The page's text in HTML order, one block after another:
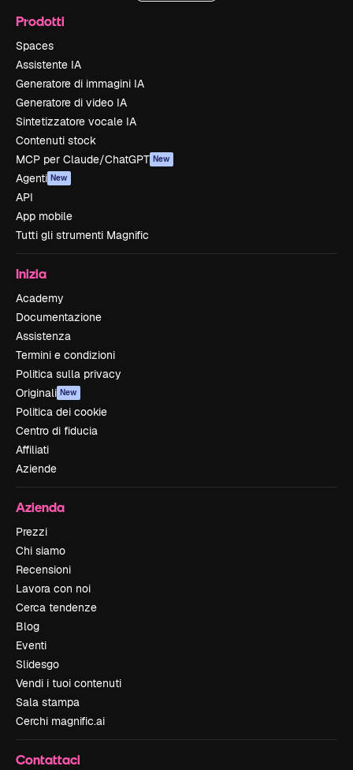
Prodotti
Spaces
Assistente IA
Generatore di immagini IA
Generatore di video IA
Sintetizzatore vocale IA
Contenuti stock
MCP per Claude/ChatGPT New
Agenti New
API
App mobile
Tutti gli strumenti Magnific
Inizia
Academy
Documentazione
Assistenza
Termini e condizioni
Politica sulla privacy
Originali New
Politica dei cookie
Centro di fiducia
Affiliati
Aziende
Azienda
Prezzi
Chi siamo
Recensioni
Lavora con noi
Cerca tendenze
Blog
Eventi
Slidesgo
Vendi i tuoi contenuti
Sala stampa
Cerchi magnific.ai
Contattaci